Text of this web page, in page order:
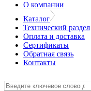
О компании
Каталог
Технический раздел
Оплата и доставка
Сертификаты
Обратная связь
Контакты